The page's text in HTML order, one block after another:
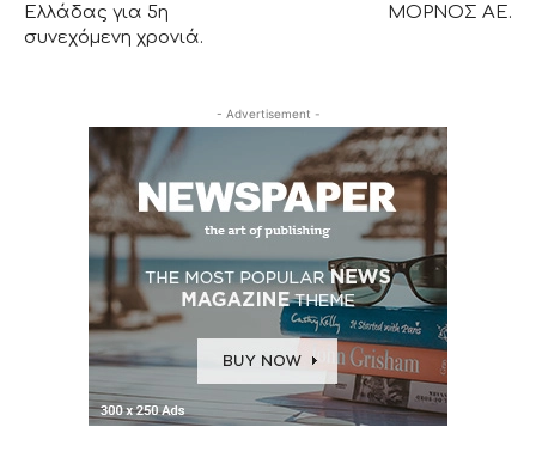
Ελλάδας για 5η
συνεχόμενη χρονιά.
ΜΟΡΝΟΣ ΑΕ.
- Advertisement -